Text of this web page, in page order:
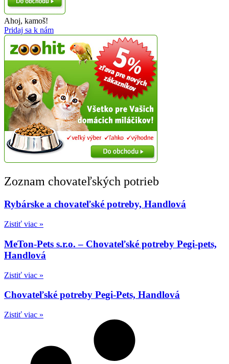
Ahoj, kamoš!
Pridaj sa k nám
Zoznam chovateľských potrieb
Rybárske a chovateľské potreby, Handlová
Zistiť viac »
MeTon-Pets s.r.o. – Chovateľské potreby Pegi-pets,
Handlová
Zistiť viac »
Chovateľské potreby Pegi-Pets, Handlová
Zistiť viac »